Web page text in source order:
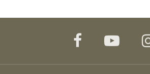
facebook